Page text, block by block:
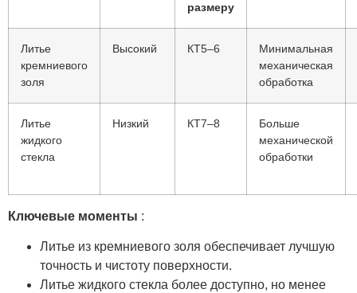
размеру
Литье
кремниевого
золя
Высокий КТ5–6
Минимальная
механическая
обработка
Литье
жидкого
стекла
Низкий КТ7–8
Больше
механической
обработки
Ключевые моменты :
Литье из кремниевого золя обеспечивает лучшую
точность и чистоту поверхности.
Литье жидкого стекла более доступно, но менее